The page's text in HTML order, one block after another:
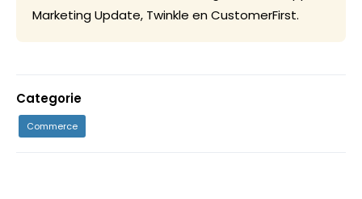
Marketing Update, Twinkle en CustomerFirst.
Categorie
Commerce